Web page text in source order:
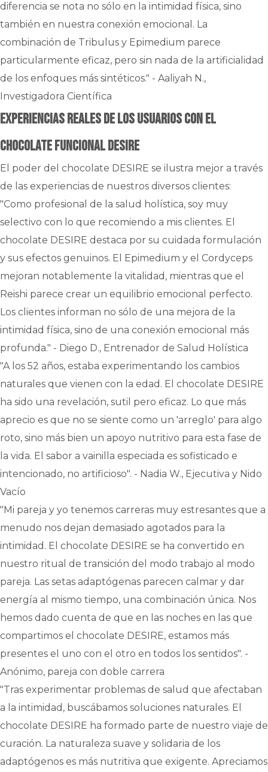
diferencia se nota no sólo en la intimidad física, sino
también en nuestra conexión emocional. La
combinación de Tribulus y Epimedium parece
particularmente eficaz, pero sin nada de la artificialidad
de los enfoques más sintéticos." - Aaliyah N.,
Investigadora Científica
Experiencias reales de los usuarios con el
chocolate funcional DESIRE
El poder del chocolate DESIRE se ilustra mejor a través
de las experiencias de nuestros diversos clientes:
"Como profesional de la salud holística, soy muy
selectivo con lo que recomiendo a mis clientes. El
chocolate DESIRE destaca por su cuidada formulación
y sus efectos genuinos. El Epimedium y el Cordyceps
mejoran notablemente la vitalidad, mientras que el
Reishi parece crear un equilibrio emocional perfecto.
Los clientes informan no sólo de una mejora de la
intimidad física, sino de una conexión emocional más
profunda." - Diego D., Entrenador de Salud Holística
"A los 52 años, estaba experimentando los cambios
naturales que vienen con la edad. El chocolate DESIRE
ha sido una revelación, sutil pero eficaz. Lo que más
aprecio es que no se siente como un 'arreglo' para algo
roto, sino más bien un apoyo nutritivo para esta fase de
la vida. El sabor a vainilla especiada es sofisticado e
intencionado, no artificioso". - Nadia W., Ejecutiva y Nido
Vacío
"Mi pareja y yo tenemos carreras muy estresantes que a
menudo nos dejan demasiado agotados para la
intimidad. El chocolate DESIRE se ha convertido en
nuestro ritual de transición del modo trabajo al modo
pareja. Las setas adaptógenas parecen calmar y dar
energía al mismo tiempo, una combinación única. Nos
hemos dado cuenta de que en las noches en las que
compartimos el chocolate DESIRE, estamos más
presentes el uno con el otro en todos los sentidos". -
Anónimo, pareja con doble carrera
"Tras experimentar problemas de salud que afectaban
a la intimidad, buscábamos soluciones naturales. El
chocolate DESIRE ha formado parte de nuestro viaje de
curación. La naturaleza suave y solidaria de los
adaptógenos es más nutritiva que exigente. Apreciamos